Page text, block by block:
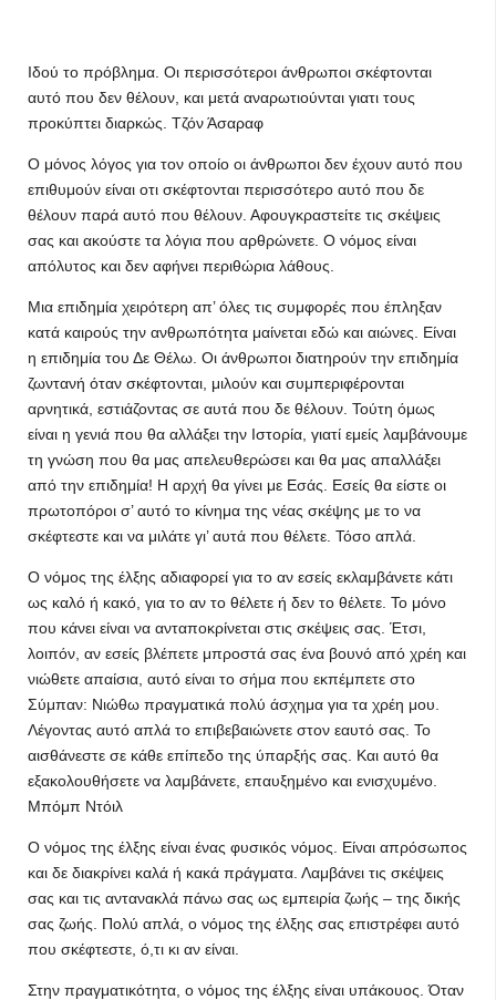
Ιδού το πρόβλημα. Οι περισσότεροι άνθρωποι σκέφτονται
αυτό που δεν θέλουν, και μετά αναρωτιούνται γιατι τους
προκύπτει διαρκώς. Τζόν Άσαραφ
Ο μόνος λόγος για τον οποίο οι άνθρωποι δεν έχουν αυτό που
επιθυμούν είναι οτι σκέφτονται περισσότερο αυτό που δε
θέλουν παρά αυτό που θέλουν. Αφουγκραστείτε τις σκέψεις
σας και ακούστε τα λόγια που αρθρώνετε. Ο νόμος είναι
απόλυτος και δεν αφήνει περιθώρια λάθους.
Μια επιδημία χειρότερη απ’ όλες τις συμφορές που έπληξαν
κατά καιρούς την ανθρωπότητα μαίνεται εδώ και αιώνες. Είναι
η επιδημία του Δε Θέλω. Οι άνθρωποι διατηρούν την επιδημία
ζωντανή όταν σκέφτονται, μιλούν και συμπεριφέρονται
αρνητικά, εστιάζοντας σε αυτά που δε θέλουν. Τούτη όμως
είναι η γενιά που θα αλλάξει την Ιστορία, γιατί εμείς λαμβάνουμε
τη γνώση που θα μας απελευθερώσει και θα μας απαλλάξει
από την επιδημία! Η αρχή θα γίνει με Εσάς. Εσείς θα είστε οι
πρωτοπόροι σ’ αυτό το κίνημα της νέας σκέψης με το να
σκέφτεστε και να μιλάτε γι’ αυτά που θέλετε. Τόσο απλά.
Ο νόμος της έλξης αδιαφορεί για το αν εσείς εκλαμβάνετε κάτι
ως καλό ή κακό, για το αν το θέλετε ή δεν το θέλετε. Το μόνο
που κάνει είναι να ανταποκρίνεται στις σκέψεις σας. Έτσι,
λοιπόν, αν εσείς βλέπετε μπροστά σας ένα βουνό από χρέη και
νιώθετε απαίσια, αυτό είναι το σήμα που εκπέμπετε στο
Σύμπαν: Νιώθω πραγματικά πολύ άσχημα για τα χρέη μου.
Λέγοντας αυτό απλά το επιβεβαιώνετε στον εαυτό σας. Το
αισθάνεστε σε κάθε επίπεδο της ύπαρξής σας. Και αυτό θα
εξακολουθήσετε να λαμβάνετε, επαυξημένο και ενισχυμένο.
Μπόμπ Ντόιλ
Ο νόμος της έλξης είναι ένας φυσικός νόμος. Είναι απρόσωπος
και δε διακρίνει καλά ή κακά πράγματα. Λαμβάνει τις σκέψεις
σας και τις αντανακλά πάνω σας ως εμπειρία ζωής – της δικής
σας ζωής. Πολύ απλά, ο νόμος της έλξης σας επιστρέφει αυτό
που σκέφτεστε, ό,τι κι αν είναι.
Στην πραγματικότητα, ο νόμος της έλξης είναι υπάκουος. Όταν